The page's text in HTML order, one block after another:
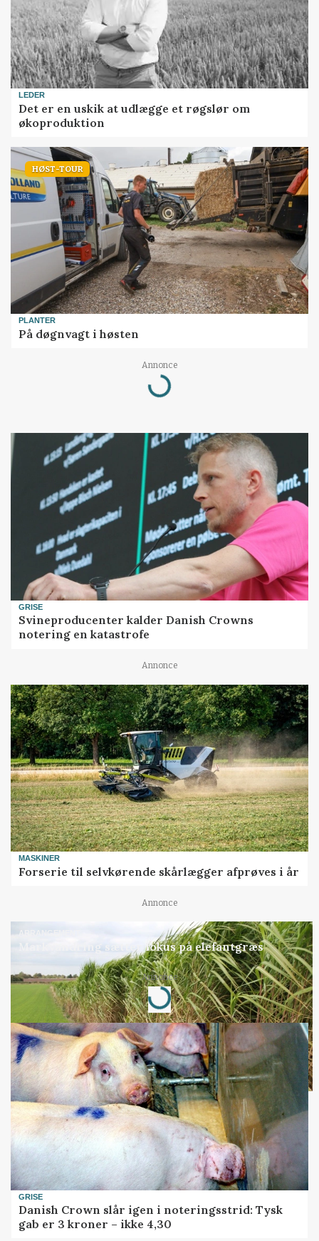
LEDER
Det er en uskik at udlægge et røgslør om
økoproduktion
HØST-TOUR
PLANTER
På døgnvagt i høsten
Annonce
Loading...
GRISE
Svineproducenter kalder Danish Crowns
notering en katastrofe
Annonce
MASKINER
Forserie til selvkørende skårlægger afprøves i år
Annonce
ARRANGEMENT
Markvandring sætter fokus på elefantgræs
Annonce
Loading...
GRISE
Danish Crown slår igen i noteringsstrid: Tysk
gab er 3 kroner – ikke 4,30